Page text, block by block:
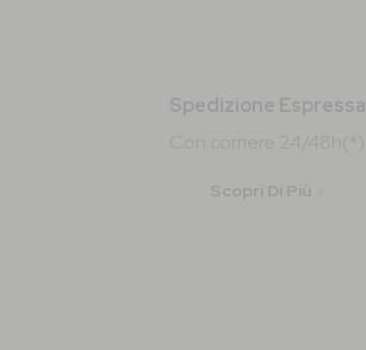
Spedizione Espressa
Scopri Di Più